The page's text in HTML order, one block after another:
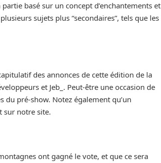
basé sur un concept d’enchantements et
sujets plus “secondaires”, tels que les
des annonces de cette édition de la
et Jeb_. Peut-être une occasion de
pré-show. Notez également qu’un
sur notre site.
ont gagné le vote, et que ce sera